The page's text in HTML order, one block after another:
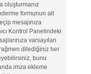
oluşturmanız
formunun alt
mesajınıza
Kontrol Panelindeki
varsayılan
dilediğiniz her
bunu
imza ekleme